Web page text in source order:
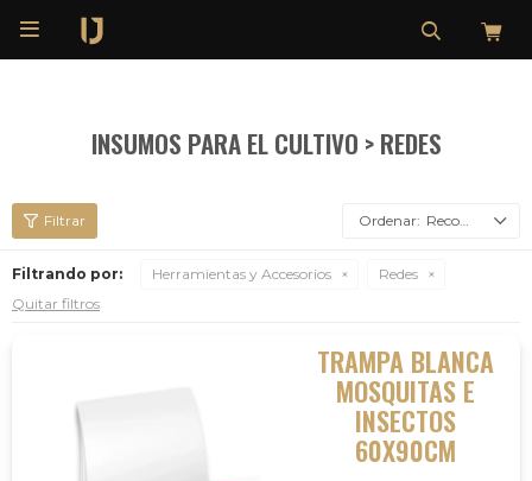

INSUMOS PARA EL CULTIVO > REDES
Recomendados
Filtrando por: Herramientas y Accesorios
Redes
Quitar filtros
TRAMPA BLANCA
MOSQUITAS E
INSECTOS
60X90CM